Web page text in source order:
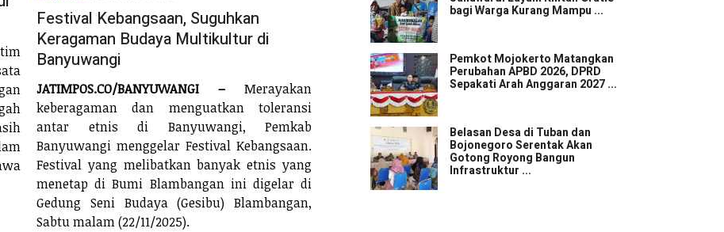
Festival Kebangsaan, Suguhkan
Keragaman Budaya Multikultur di
Banyuwangi
JATIMPOS.CO/BANYUWANGI – Merayakan
keberagaman dan menguatkan toleransi
antar etnis di Banyuwangi, Pemkab
Banyuwangi menggelar Festival Kebangsaan.
Festival yang melibatkan banyak etnis yang
menetap di Bumi Blambangan ini digelar di
Gedung Seni Budaya (Gesibu) Blambangan,
Sabtu malam (22/11/2025).
bagi Warga Kurang Mampu ...
Pemkot Mojokerto Matangkan
Perubahan APBD 2026, DPRD
Sepakati Arah Anggaran 2027 ...
Belasan Desa di Tuban dan
Bojonegoro Serentak Akan
Gotong Royong Bangun
Infrastruktur ...